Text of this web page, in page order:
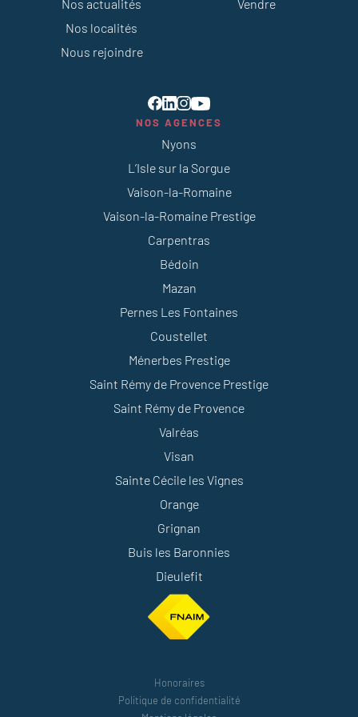
Nos actualités
Nos localités
Nous rejoindre
Vendre
NOS AGENCES
Nyons
L’Isle sur la Sorgue
Vaison-la-Romaine
Vaison-la-Romaine Prestige
Carpentras
Bédoin
Mazan
Pernes Les Fontaines
Coustellet
Ménerbes Prestige
Saint Rémy de Provence Prestige
Saint Rémy de Provence
Valréas
Visan
Sainte Cécile les Vignes
Orange
Grignan
Buis les Baronnies
Dieulefit
Honoraires
Politique de confidentialité